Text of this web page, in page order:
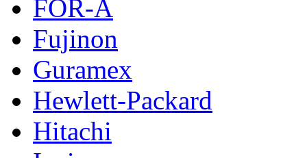
FOR-A
Fujinon
Guramex
Hewlett-Packard
Hitachi